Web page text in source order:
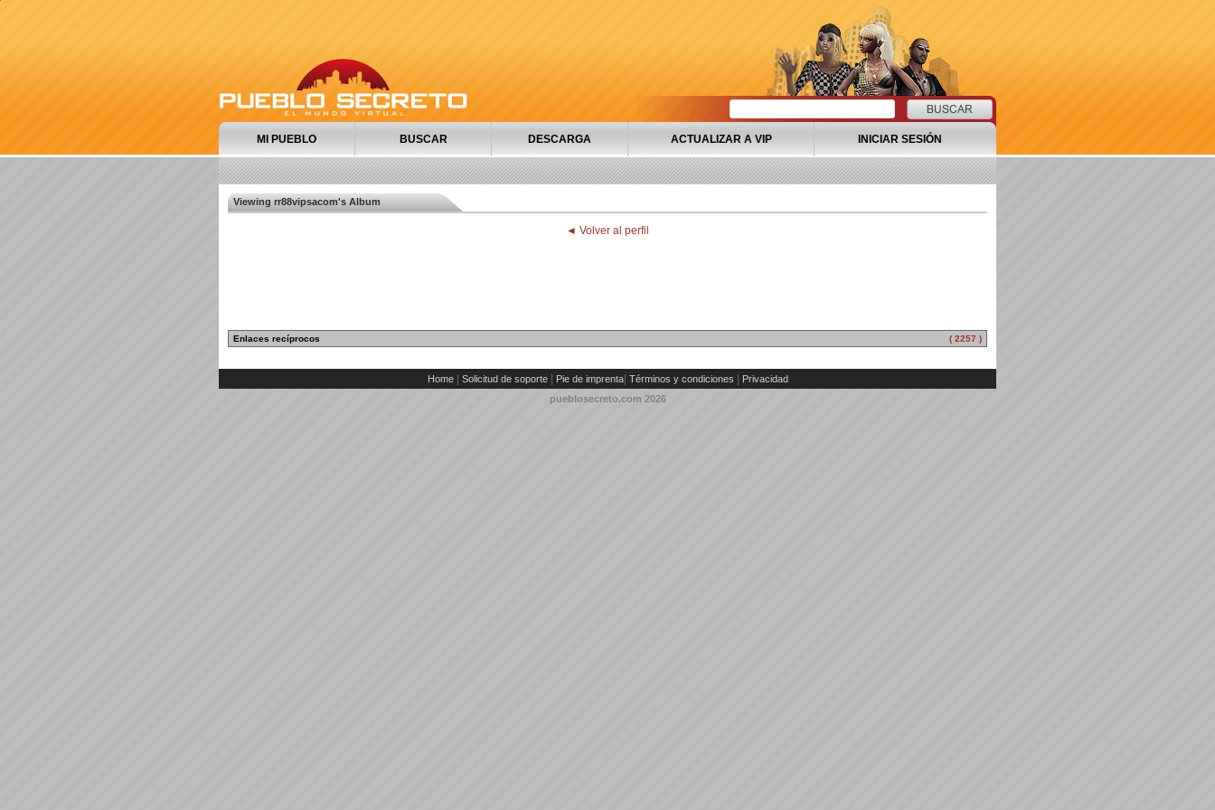
MI PUEBLO BUSCAR DESCARGA ACTUALIZAR A VIP INICIAR SESIÓN
Viewing rr88vipsacom's Album
◄ Volver al perfil
Enlaces recíprocos ( 2257 )
Home Solicitud de soporte Pie de imprenta| Términos y condiciones
Privacidad
pueblosecreto.com 2026